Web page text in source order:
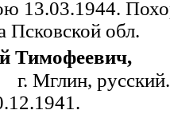
13.03.1944.
Псковской обл.
Тимофеевич,
г. Мглин,